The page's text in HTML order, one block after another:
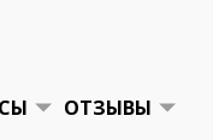
ОТЗЫВЫ